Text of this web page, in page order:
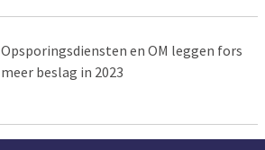
Opsporingsdiensten en OM leggen fors
meer beslag in 2023